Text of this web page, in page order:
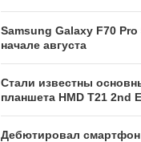
Samsung Galaxy F70
начале августа
Стали известны
планшета HMD T21 2nd
Дебютировал смартфон